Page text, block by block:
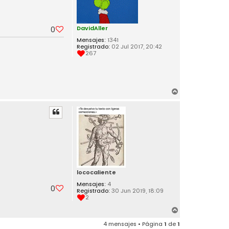
d
r
a
c
e
DavidAller
Mensajes: 1341
Registrado: 02 Jul 2017, 20:42
267
0
lococaliente
Mensajes: 4
Registrado: 30 Jun 2019, 18:09
2
0
4 mensajes • Página 1 de1